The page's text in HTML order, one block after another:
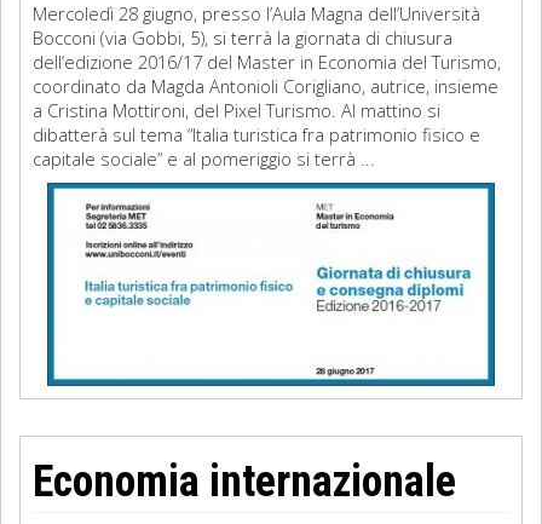
Mercoledì 28 giugno, presso l’Aula Magna dell’Università
Bocconi (via Gobbi, 5), si terrà la giornata di chiusura
dell’edizione 2016/17 del Master in Economia del Turismo,
coordinato da Magda Antonioli Corigliano, autrice, insieme
a Cristina Mottironi, del Pixel Turismo. Al mattino si
dibatterà sul tema “Italia turistica fra patrimonio fisico e
capitale sociale” e al pomeriggio si terrà ...
Economia internazionale